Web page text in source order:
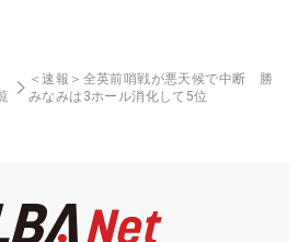
＜速報＞全英前哨戦が悪天候で中断 勝
みなみは3ホール消化して5位